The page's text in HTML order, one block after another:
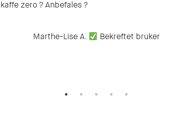
kaffe zero ? Anbefales ?
Marthe-Lise A. Bekreftet bruker